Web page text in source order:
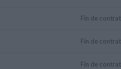
Fin de contrat
Fin de contrat
Fin de contrat